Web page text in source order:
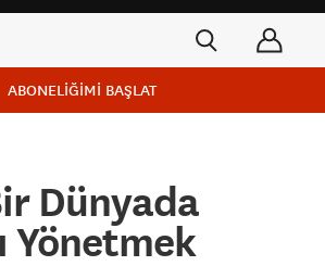
ABONELİĞİMİ BAŞLAT
Dünyada
Yönetmek